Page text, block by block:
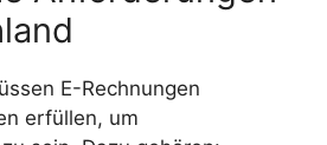
E-Rechnungen
erfüllen, um